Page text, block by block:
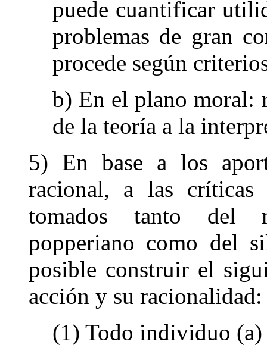
puede cuantificar
problemas de gran
procede según
b) En el plano moral:
de la teoría a la
5) En base a los
racional, a las
tomados tanto del
popperiano como del
posible construir el
acción y su racionalidad:
(1) Todo individuo